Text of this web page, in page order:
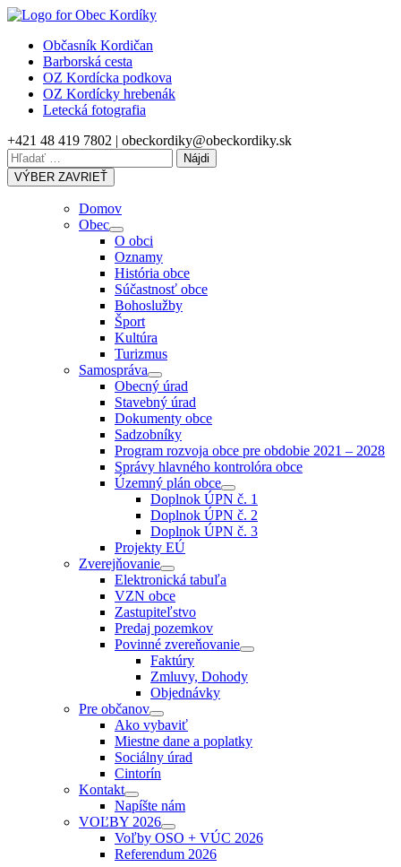
Skip
contentObčasník Kordičan
Barborská cesta
OZ Kordícka podkova
OZ Kordícky hrebenák
Letecká fotografia
+421 48 419 7802 | obeckordiky@obeckordiky.sk
Hľadať:
VÝBER ZAVRIEŤ
Domov
Obec
Show
sub
menu
O obci
Oznamy
História obce
Súčastnosť obce
Bohoslužby
Šport
Kultúra
Turizmus
Samospráva
Show
sub
menu
Obecný úrad
Stavebný úrad
Dokumenty obce
Sadzobníky
Program rozvoja obce pre obdobie 2021 – 2028
Správy hlavného kontrolóra obce
Územný plán obce
Show
sub
menu
Doplnok ÚPN č. 1
Doplnok ÚPN č. 2
Doplnok ÚPN č. 3
Projekty EÚ
Zverejňovanie
Show
sub
menu
Elektronická tabuľa
VZN obce
Zastupiteľstvo
Predaj pozemkov
Povinné zvereňovanie
Show
menu
Faktúry
Zmluvy, Dohody
Objednávky
Pre občanov
Show
sub
menu
Ako vybaviť
Miestne dane a poplatky
Sociálny úrad
Cintorín
Kontakt
Show
sub
menu
Napíšte nám
VOĽBY 2026
Show
sub
menu
Voľby OSO + VÚC 2026
Referendum 2026